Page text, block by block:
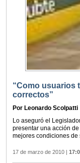
“Como usuarios
correctos”
Por Leonardo Scolpatti
Lo aseguró el
presentar una acción
mejores condiciones
17 de marzo de 2010